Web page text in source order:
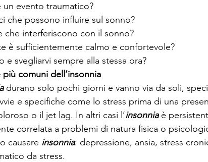
evento traumatico?
che possono influire sul sonno?
che interferiscono con il sonno?
è sufficientemente calmo e confortevole?
e svegliarvi sempre alla stessa ora?
comuni dell’insonnia
durano solo pochi giorni e vanno via da soli,
e specifiche come lo stress prima di una
o il jet lag. In altri casi l’insonnia è
correlata a problemi di natura fisica o
causare insonnia: depressione, ansia, stress
da stress.